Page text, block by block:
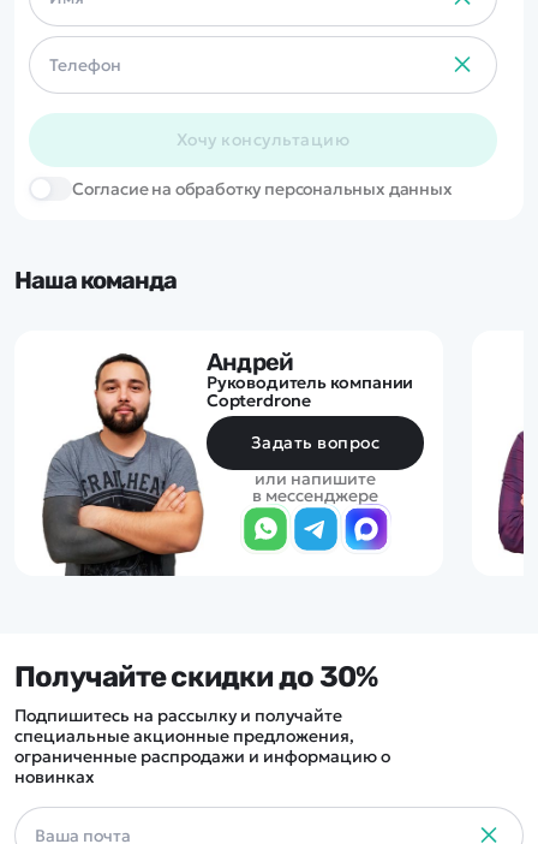
Хочу консультацию
Cогласие на обработку персональных данных
Наша команда
Андрей
Руководитель компании
Copterdrone
Задать вопрос
или напишите
в мессенджере
Получайте скидки до 30%
Подпишитесь на рассылку и получайте
специальные акционные предложения,
ограниченные распродажи и информацию о
новинках